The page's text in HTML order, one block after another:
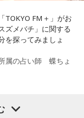
手がケガする国は
力が必要なのがW杯
手層は厚くなったけ
手層をもっと厚くし
む国と比べたとき
と、まだまだ厚くし
うことなんだと思い
も同じようなサッカ
な実情を明かしま
としているじゃ
るんだろうし、先輩
ね」と他事務所と比
TOKYO FM＋」がお
ズメバチ」に関する
を探ってみましょ
属の占い師 蝶ちょ